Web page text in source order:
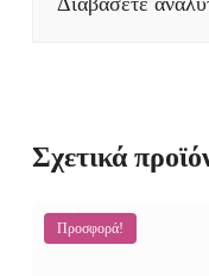
Σχετικά
Προσφορά!